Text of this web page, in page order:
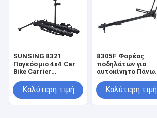
SUNSING 8321
Παγκόσμιο 4x4 Car
Bike Carrier
Εργασίες με
Mountain Bike & E-
Καλύτερη τιμή
8305F Φορέας
ποδηλάτων για
αυτοκίνητο Πάνω
Νάιλον οροφή
Mount Μετέφερε
Καλύτερη τιμή